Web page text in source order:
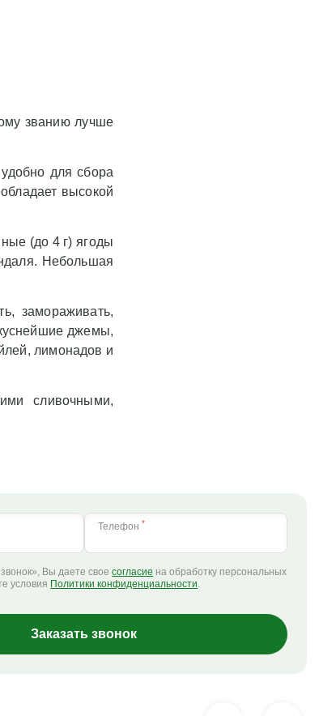
званию лучше
для сбора
высокой
(до 4 г) ягоды
Небольшая
замораживать,
джемы,
лимонадов и
сливочными,
Телефон *
Вы даете своесогласие на обработку персональных
условия Политики конфиденциальности.
Заказать звонок